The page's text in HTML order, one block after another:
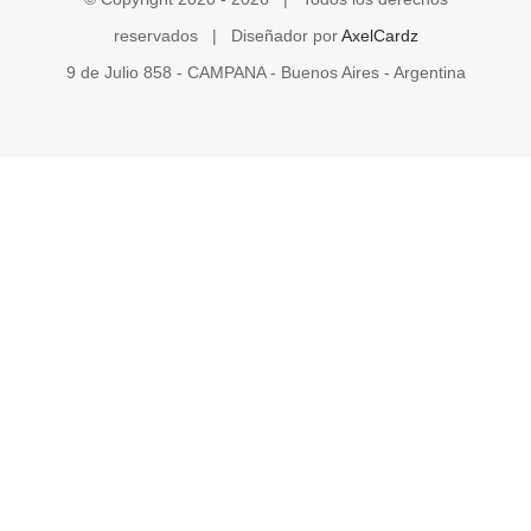
reservados | Diseñador porAxelCardz
9 de Julio 858 - CAMPANA - Buenos Aires - Argentina